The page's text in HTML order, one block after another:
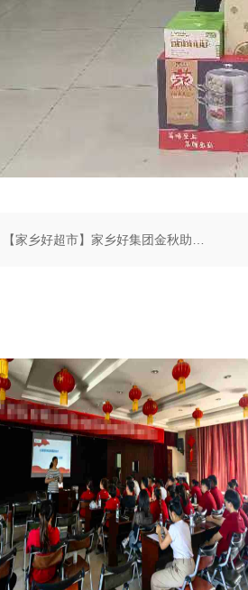
【家乡好超市】家乡好集团金秋助学，我们一直在路上！